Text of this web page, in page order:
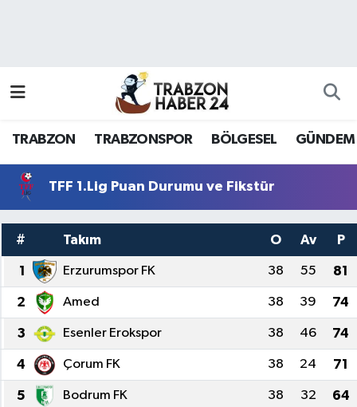
TRABZON TRABZONSPOR BÖLGESEL GÜNDEM
TFF 1.Lig Puan Durumu ve Fikstür
# Takım O Av P
1 Erzurumspor FK 38 55 81
2 Amed 38 39 74
3 Esenler Erokspor 38 46 74
4 Çorum FK 38 24 71
5 Bodrum FK 38 32 64
Hava Durumu
Namaz Vakitleri
Trafik Durumu
Süper Lig Puan Durumu ve Fikstür
Tüm Manşetler
Son Dakika Haberleri
Haber Arşivi